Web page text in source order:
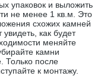
упаковок и выложить
не менее 1 кв.м. Это
схожих камней
как будет
меняйте
камни
Только после
к монтажу.